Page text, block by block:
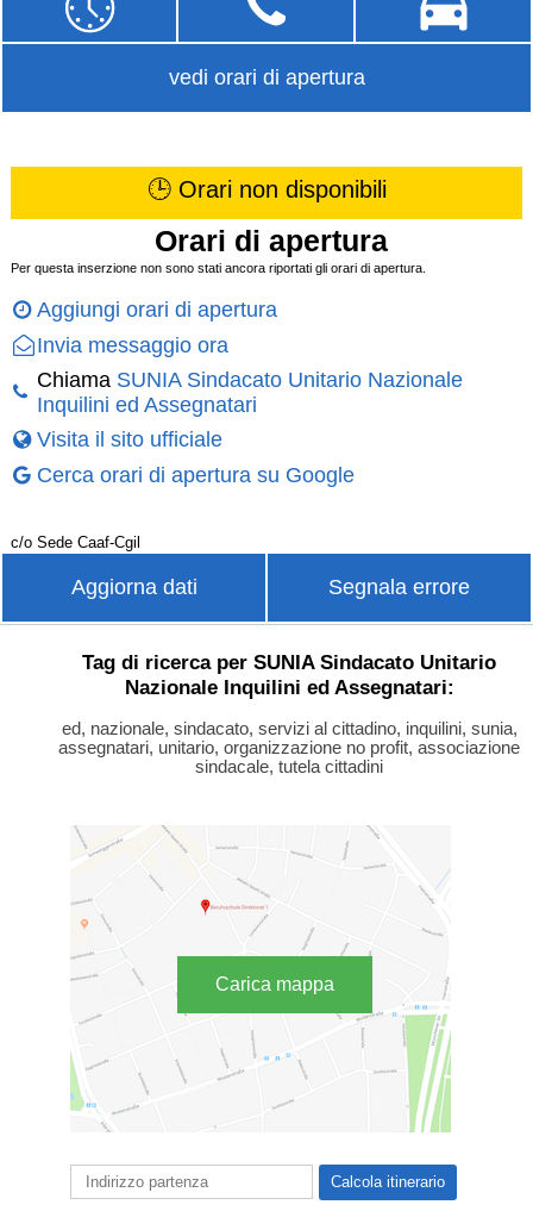
vedi orari di apertura
🕒 Orari non disponibili
Orari di apertura
Per questa inserzione non sono stati ancora riportati gli orari di apertura.
Aggiungi orari di apertura
Invia messaggio ora
Chiama SUNIA Sindacato Unitario Nazionale
Inquilini ed Assegnatari
Visita il sito ufficiale
Cerca orari di apertura su Google
c/o Sede Caaf-Cgil
Aggiorna dati Segnala errore
Tag di ricerca per SUNIA Sindacato Unitario
Nazionale Inquilini ed Assegnatari:
ed, nazionale, sindacato, servizi al cittadino, inquilini, sunia,
assegnatari, unitario, organizzazione no profit, associazione
sindacale, tutela cittadini
Carica mappa